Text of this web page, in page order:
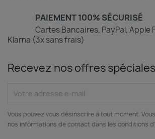
PAIEMENT 100% SÉCURISÉ
Cartes Bancaires, PayPal, Apple
Klarna (3x sans frais)
Recevez nos offres spéciales
Vous pouvez vous désinscrire à tout moment.
nos informations de contact dans les conditions